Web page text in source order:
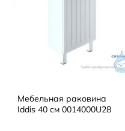
Мебельная раковина
Iddis 40 см 0014000U28